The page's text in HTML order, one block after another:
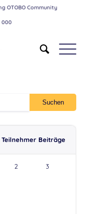
OTOBO Community
000
Teilnehmer Beiträge
2 3